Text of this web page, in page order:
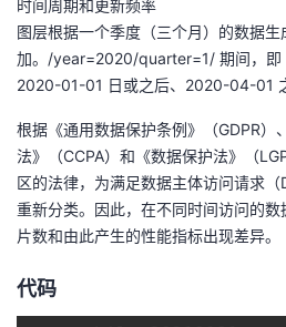
时间周期和更新频率
图层根据一个季度（三个月）的数据
加。/year=2020/quarter=1/ 期间，即
2020-01-01 日或之后、2020-04-01
根据《通用数据保护条例》（GDPR）
法》（CCPA）和《数据保护法》（
区的法律，为满足数据主体访问请求
重新分类。因此，在不同时间访问的
片数和由此产生的性能指标出现差异。
代码